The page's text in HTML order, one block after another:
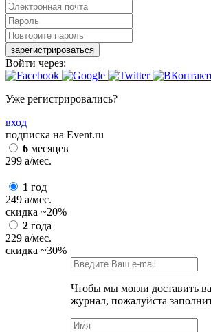
зарегистрироваться
Войти через:
Уже регистрировались?
вход
подписка на Event.ru
6 месяцев
299 a/мес.
1 год
249 a/мес.
скидка ~20%
2 года
229 a/мес.
скидка ~30%
Чтобы мы могли доставить
журнал, пожалуйста